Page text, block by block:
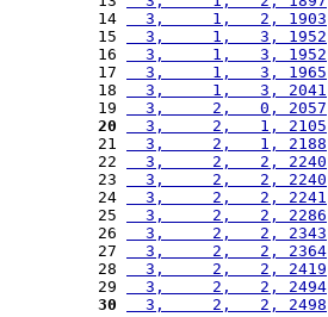
14
  3,     1,   2, 1903
15
  3,     1,   3, 1952
16
  3,     1,   3, 1952
17
  3,     1,   3, 1965
18
  3,     1,   3, 2041
19
  3,     2,   0, 2057
20
  3,     2,   1, 2105
21
  3,     2,   1, 2188
22
  3,     2,   2, 2240
23
  3,     2,   2, 2240
24
  3,     2,   2, 2241
25
  3,     2,   2, 2286
26
  3,     2,   2, 2343
27
  3,     2,   2, 2364
28
  3,     2,   2, 2419
29
  3,     2,   2, 2494
30
  3,     2,   2, 2498